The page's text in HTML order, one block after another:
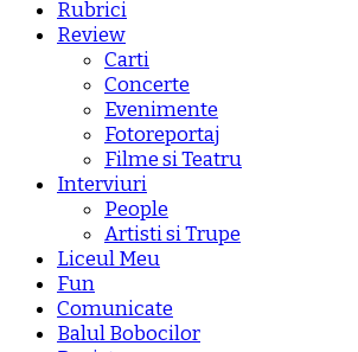
Rubrici
Review
Carti
Concerte
Evenimente
Fotoreportaj
Filme si Teatru
Interviuri
People
Artisti si Trupe
Liceul Meu
Fun
Comunicate
Balul Bobocilor